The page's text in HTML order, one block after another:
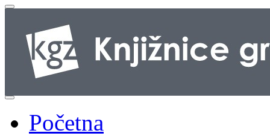
Početna